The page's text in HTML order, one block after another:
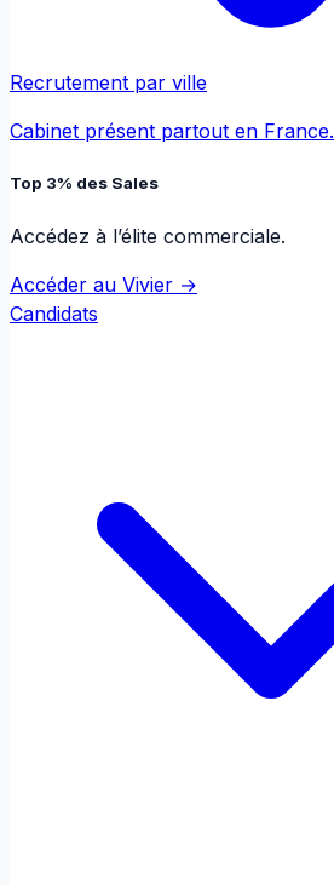
Recrutement par ville
Cabinet présent partout en France.
Top 3% des Sales
Accédez à l’élite commerciale.
Accéder au Vivier →
Candidats